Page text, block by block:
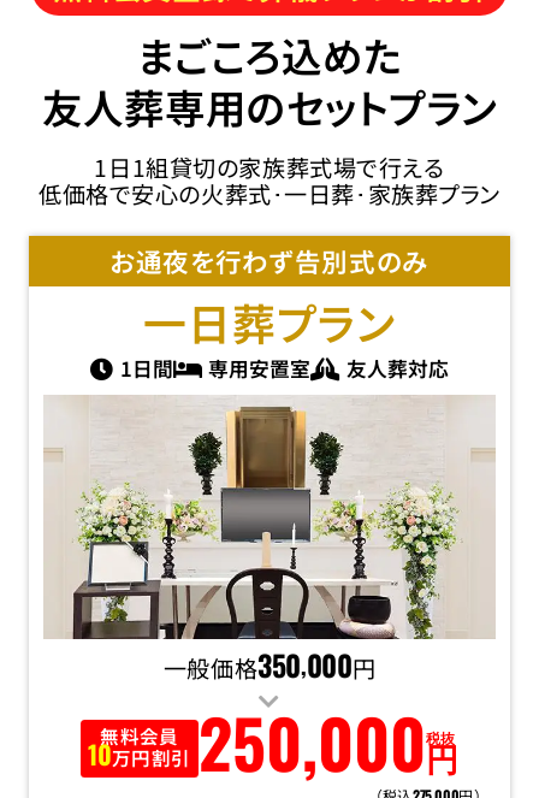
まごころ込めた
友人葬専用のセットプラン
1日1組貸切の家族葬式場で行える
低価格で安心の火葬式･一日葬･家族葬プラン
お通夜を行わず告別式のみ
一日葬プラン
1日間 専用安置室 友人葬対応
一般価格350,000円
無料会員
10万円割引 250,000 円
税抜